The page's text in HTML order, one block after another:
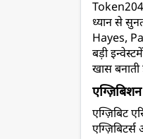
ध्यान से
Hayes,
बड़ी
खास बनाती
एग्ज़िबिट